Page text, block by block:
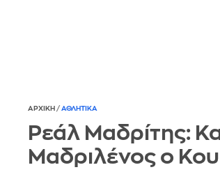
ΑΡΧΙΚΗ / ΑΘΛΗΤΙΚΑ
Ρεάλ Μαδρίτης:
Μαδριλένος ο